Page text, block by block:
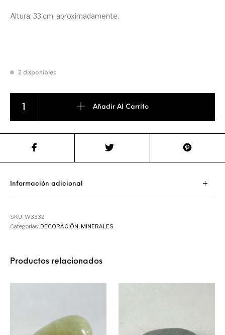
Altura: 33 cm. aproximadamente.
2 disponibles
Añadir Al Carrito
Información adicional
SKU:W3332
Categorías: DECORACIÓN, MINERALES
Productos relacionados